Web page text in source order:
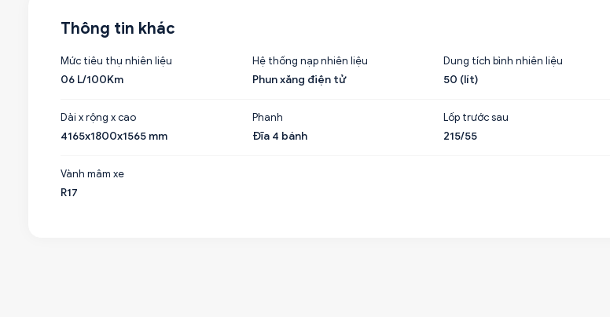
Thông tin khác
Mức tiêu thụ nhiên liệu
06 L/100Km
Hệ thống nạp nhiên liệu
Phun xăng điện tử
Dung tích bình nhiên liệu
50 (lít)
Dài x rộng x cao
4165x1800x1565 mm
Phanh
Đĩa 4 bánh
Lốp trước sau
215/55
Vành mâm xe
R17